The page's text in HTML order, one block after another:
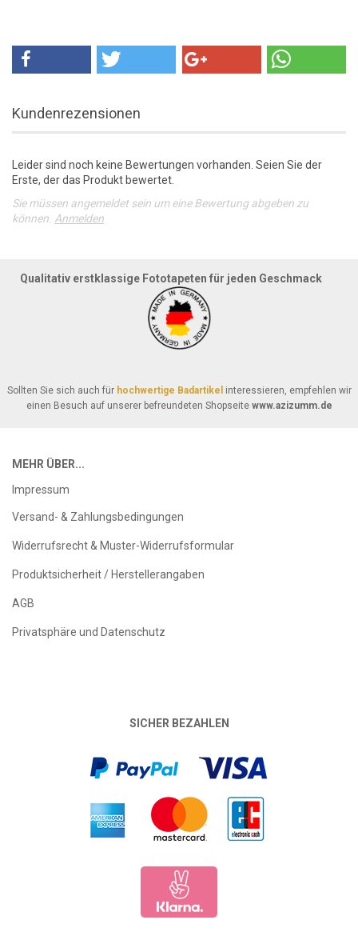
Kundenrezensionen
Leider sind noch keine Bewertungen vorhanden. Seien Sie der
Erste, der das Produkt bewertet.
Sie müssen angemeldet sein um eine Bewertung abgeben zu
können. Anmelden
Qualitativ erstklassige Fototapeten für jeden Geschmack
Sollten Sie sich auch für hochwertige Badartikel interessieren, empfehlen wir
einen Besuch auf unserer befreundeten Shopseite www.azizumm.de
MEHR ÜBER...
Impressum
Versand- & Zahlungsbedingungen
Widerrufsrecht & Muster-Widerrufsformular
Produktsicherheit / Herstellerangaben
AGB
Privatsphäre und Datenschutz
SICHER BEZAHLEN